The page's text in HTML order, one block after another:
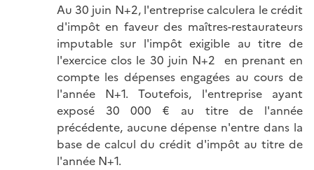
Au 30 juin N+2, l'entreprise calculera le crédit
d'impôt en faveur des maîtres-restaurateurs
imputable sur l'impôt exigible au titre de
l'exercice clos le 30 juin N+2 en prenant en
compte les dépenses engagées au cours de
l'année N+1. Toutefois, l'entreprise ayant
exposé 30 000 € au titre de l'année
précédente, aucune dépense n'entre dans la
base de calcul du crédit d'impôt au titre de
l'année N+1.